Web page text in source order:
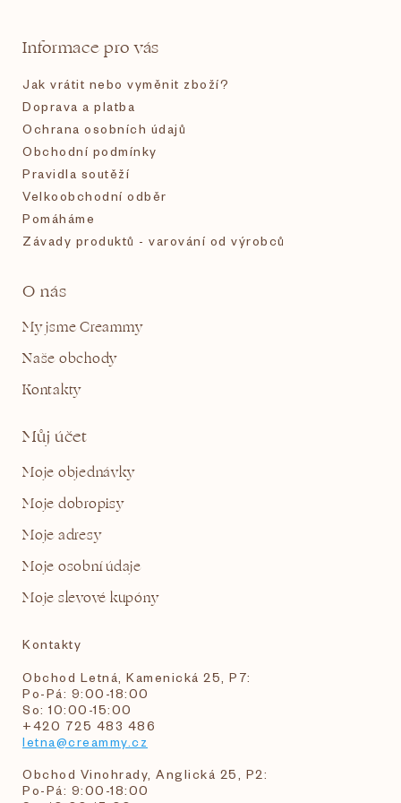
Informace pro vás
Jak vrátit nebo vyměnit zboží?
Doprava a platba
Ochrana osobních údajů
Obchodní podmínky
Pravidla soutěží
Velkoobchodní odběr
Pomáháme
Závady produktů - varování od výrobců
O nás
My jsme Creammy
Naše obchody
Kontakty
Můj účet
Moje objednávky
Moje dobropisy
Moje adresy
Moje osobní údaje
Moje slevové kupóny
Kontakty
Obchod Letná, Kamenická 25, P7:
Po-Pá: 9:00-18:00
So: 10:00-15:00
+420 725 483 486
letna@creammy.cz
Obchod Vinohrady, Anglická 25, P2:
Po-Pá: 9:00-18:00